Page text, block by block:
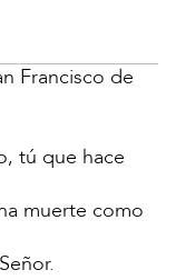
Francisco de
tú que hace
muerte como